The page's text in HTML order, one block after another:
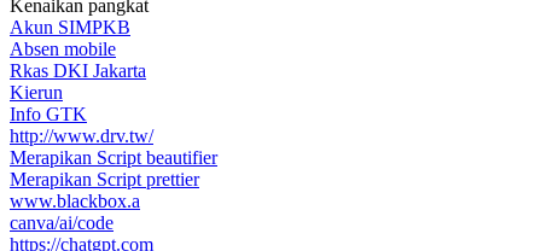
Kenaikan pangkat
Akun SIMPKB
Absen mobile
Rkas DKI Jakarta
Kierun
Info GTK
http://www.drv.tw/
Merapikan Script beautifier
Merapikan Script prettier
www.blackbox.a
canva/ai/code
https://chatgpt.com